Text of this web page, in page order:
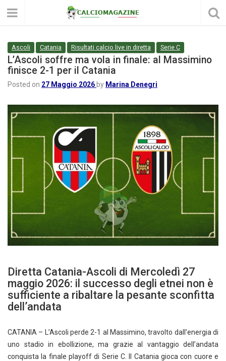
Ascoli Catania Risultati calcio live in diretta Serie C
L’Ascoli soffre ma vola in finale: al Massimino
finisce 2-1 per il Catania
Posted on 27 Maggio 2026 by Marina Denegri
Diretta Catania-Ascoli di Mercoledì 27
maggio 2026: il successo degli etnei non è
sufficiente a ribaltare la pesante sconfitta
dell’andata
CATANIA – L’Ascoli perde 2-1 al Massimino, travolto dall’energia di
uno stadio in ebollizione, ma grazie al vantaggio dell’andata
conquista la finale playoff di Serie C. Il Catania gioca con cuore e